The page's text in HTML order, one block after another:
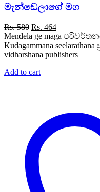
මැන්ඩෙලාගේ මග
Rs.580 Original
price
was:
Rs. 580.
Rs. 464Current
price
is:
Rs. 464.
Mendela ge maga
Kudagammana
vidharshana publishers
Add to cart